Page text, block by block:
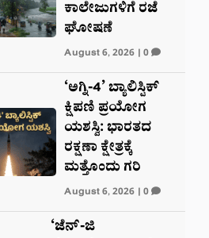
ಕಾಲೇಜುಗಳಿಗೆ ರಜೆ
ಘೋಷಣೆ
August 6, 2026| 0
‘ಅಗ್ನಿ-4’ ಬ್ಯಾಲಿಸ್ಟಿಕ್
ಕ್ಷಿಪಣಿ ಪ್ರಯೋಗ
ಯಶಸ್ವಿ: ಭಾರತದ
ರಕ್ಷಣಾ ಕ್ಷೇತ್ರಕ್ಕೆ
ಮತ್ತೊಂದು ಗರಿ
August 6, 2026| 0
‘ಜೆನ್-ಜಿ